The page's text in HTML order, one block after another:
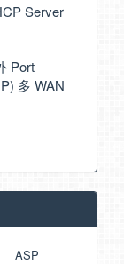
Server
Port
多 WAN
ASP